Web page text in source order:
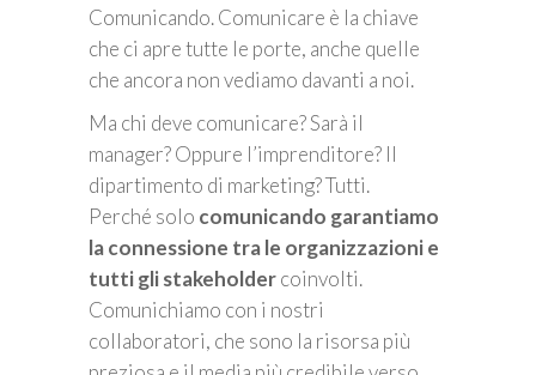
Comunicando. Comunicare è la chiave
che ci apre tutte le porte, anche quelle
che ancora non vediamo davanti a noi.
Ma chi deve comunicare? Sarà il
manager? Oppure l’imprenditore? Il
dipartimento di marketing? Tutti.
Perché solo comunicando garantiamo
la connessione tra le organizzazioni e
tutti gli stakeholdercoinvolti.
Comunichiamo con i nostri
collaboratori, che sono la risorsa più